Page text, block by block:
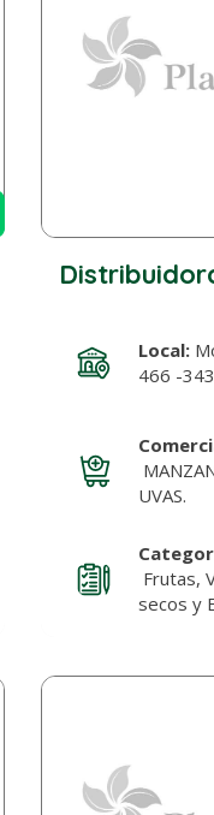
Local:
466 -343
UVAS.
Frutas,
secos y